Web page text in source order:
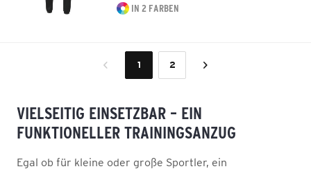
IN 2 FARBEN
1 2
VIELSEITIG EINSETZBAR – EIN
FUNKTIONELLER TRAININGSANZUG
Egal ob für kleine oder große Sportler, ein